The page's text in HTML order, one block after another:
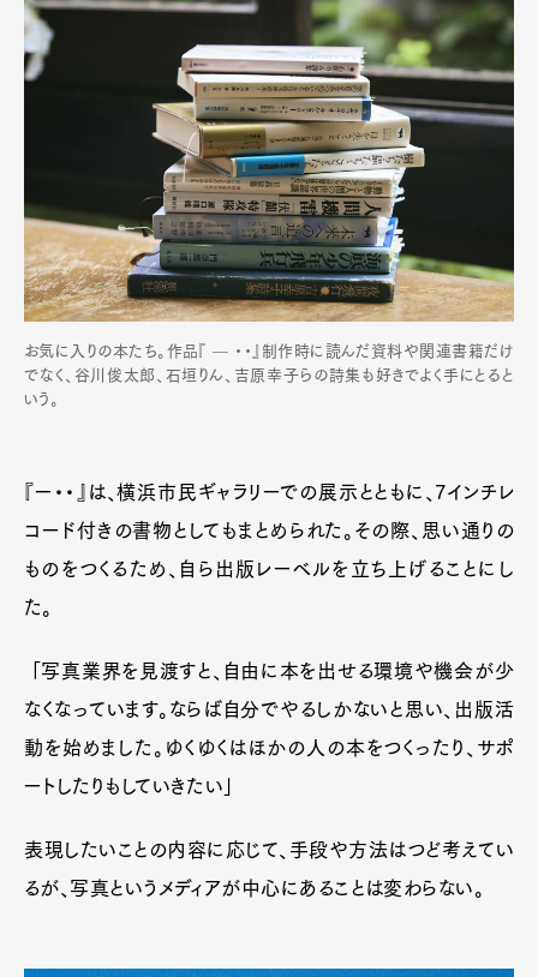
ProductCultureLifestyle
Pen Membership
Contact
Pen Meet
お気に入りの本たち。作品『 — ・・』制作時に読んだ資料や関連書籍だけ
でなく、谷川俊太郎、石垣りん、吉原幸子らの詩集も好きでよく手にとると
いう。
『ー・・』は、横浜市民ギャラリーでの展示とともに、7インチレ
コード付きの書物としてもまとめられた。その際、思い通りの
ものをつくるため、自ら出版レーベルを立ち上げることにし
た。
「写真業界を見渡すと、自由に本を出せる環境や機会が少
なくなっています。ならば自分でやるしかないと思い、出版活
動を始めました。ゆくゆくはほかの人の本をつくったり、サポ
ートしたりもしていきたい」
表現したいことの内容に応じて、手段や方法はつど考えてい
るが、写真というメディアが中心にあることは変わらない。